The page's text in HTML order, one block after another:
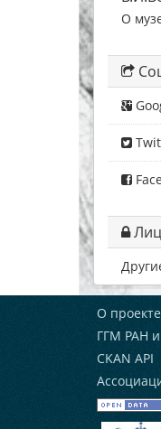
О
О проекте
ГГМ РАН
CKAN API